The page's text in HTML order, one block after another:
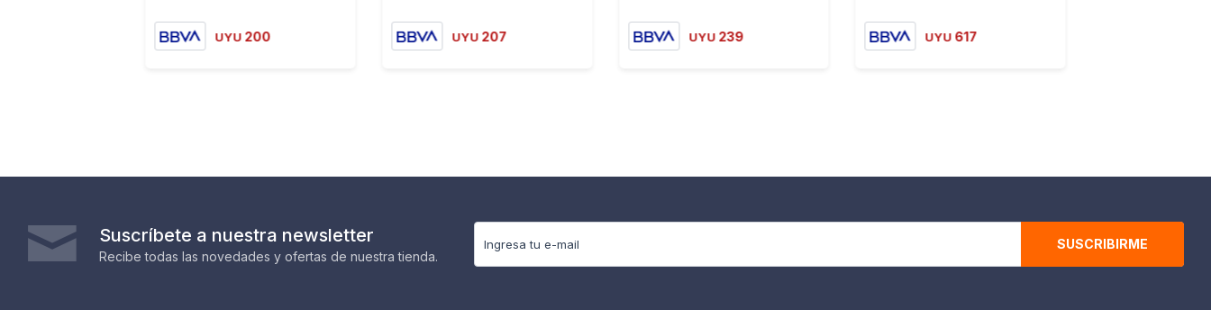
UYU 200 UYU 207 UYU 239 UYU 617
Suscríbete a nuestra newsletter
Recibe todas las novedades y ofertas de nuestra tienda.
SUSCRIBIRME